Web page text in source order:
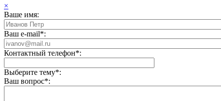
×
Ваше имя:
Ваш e-mail*:
Контактный телефон*:
Выберите тему*:
Ваш вопрос*: